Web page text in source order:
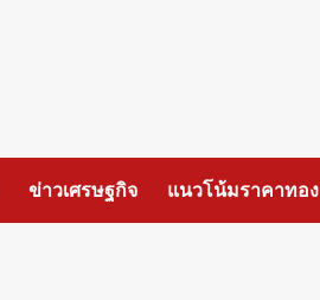
ข่าวเศรษฐกิจ แนวโน้มราคาทอง